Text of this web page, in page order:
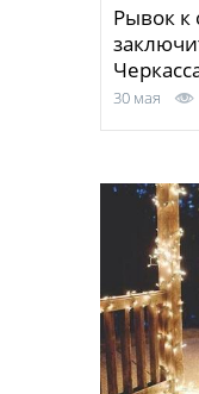
Рывок к
30 мая